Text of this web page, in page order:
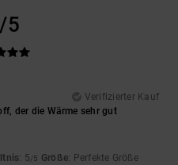
/5
Verifizierter Kauf
der die Wärme sehr gut
: 5/5 Größe: Perfekte Größe